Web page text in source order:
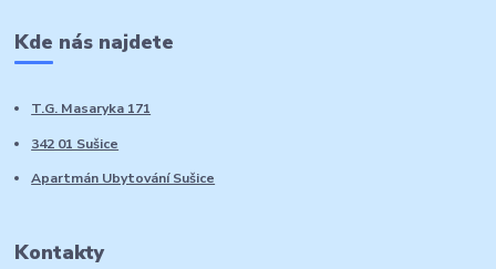
Kde nás najdete
T.G. Masaryka 171
342 01 Sušice
Apartmán Ubytování Sušice
Kontakty